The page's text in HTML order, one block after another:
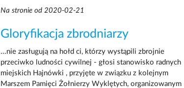
Na stronie od 2020-02-21
Gloryfikacja zbrodniarzy
...nie zasługują na hołd ci, którzy wystąpili zbrojnie
przeciwko ludności cywilnej - głosi stanowisko radnych
miejskich Hajnówki , przyjęte w związku z kolejnym
Marszem Pamięci Żołnierzy Wyklętych, organizowanym